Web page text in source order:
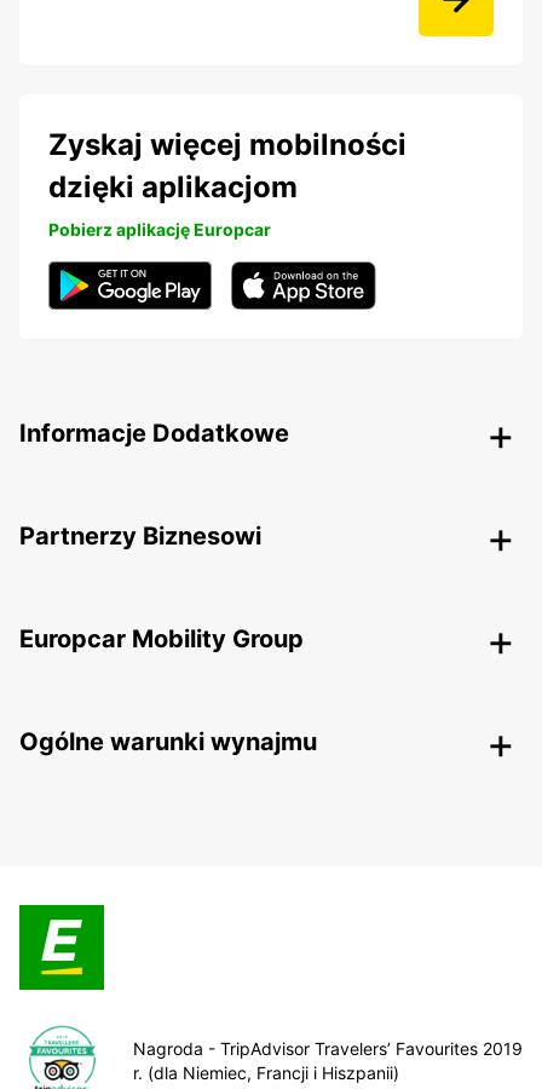
Zyskaj więcej mobilności
dzięki aplikacjom
Pobierz aplikację Europcar
Informacje Dodatkowe
Partnerzy Biznesowi
Europcar Mobility Group
Ogólne warunki wynajmu
Nagroda - TripAdvisor Travelers’ Favourites 2019
r. (dla Niemiec, Francji i Hiszpanii)